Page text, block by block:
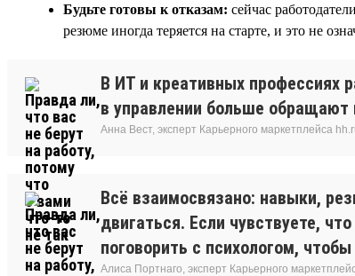
Будьте готовы к отказам: сейчас
резюме иногда теряется на старте, и это не
В ИТ и креативных профессиях
в управлении больше
Анна Вест, эксперт Карьерного маркетплейса
Всё взаимосвязано: навыки,
двигаться. Если чувствуете,
поговорить с психологом,
Алиса Портнаго, эксперт Карьерного